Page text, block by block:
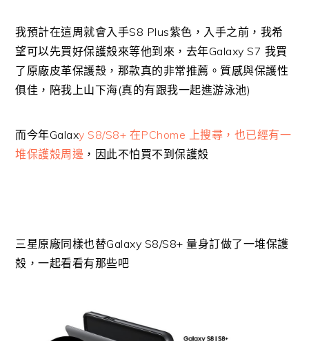
我預計在這周就會入手S8 Plus紫色，入手之前，我希
望可以先買好保護殼來等他到來，去年Galaxy S7 我買
了原廠皮革保護殼，那款真的非常推薦。質感與保護性
俱佳，陪我上山下海(真的有跟我一起進游泳池)
而今年Galaxy S8/S8+ 在PChome 上搜尋，也已經有一
堆保護殼周邊 ，因此不怕買不到保護殼
三星原廠同樣也替Galaxy S8/S8+ 量身訂做了一堆保護
殼，一起看看有那些吧